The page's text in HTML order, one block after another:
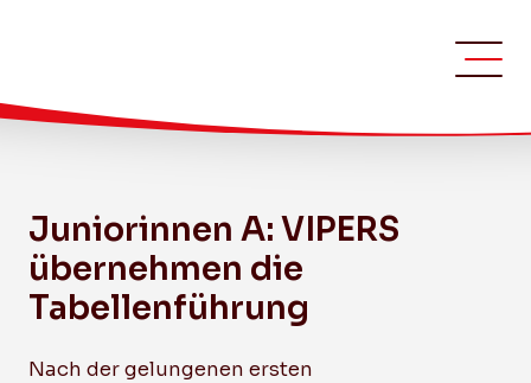
Juniorinnen A: VIPERS
übernehmen die
Tabellenführung
Nach der gelungenen ersten